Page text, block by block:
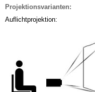
Projektionsvarianten:
Auflichtprojektion: